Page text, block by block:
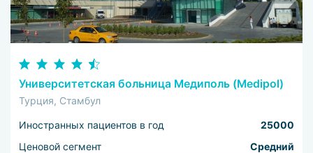
Университетская больница Медиполь (Medipol)
Турция, Стамбул
Иностранных пациентов в год
25000
Ценовой сегмент
Средний